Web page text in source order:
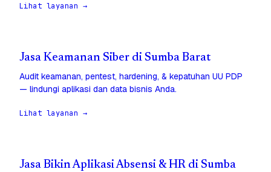
Lihat layanan →
Jasa Keamanan Siber di Sumba Barat
Audit keamanan, pentest, hardening, & kepatuhan UU PDP
— lindungi aplikasi dan data bisnis Anda.
Lihat layanan →
Jasa Bikin Aplikasi Absensi & HR di Sumba